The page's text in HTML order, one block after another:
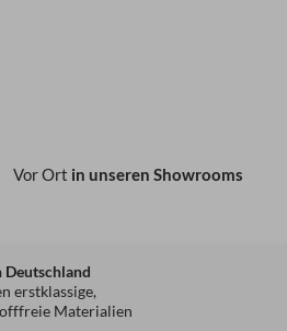
Vor Ort in unseren Showrooms
erstklassige,
Materialien